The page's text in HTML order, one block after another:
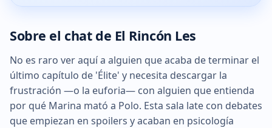
Sobre el chat de El Rincón Les
No es raro ver aquí a alguien que acaba de terminar el
último capítulo de 'Élite' y necesita descargar la
frustración —o la euforia— con alguien que entienda
por qué Marina mató a Polo. Esta sala late con debates
que empiezan en spoilers y acaban en psicología